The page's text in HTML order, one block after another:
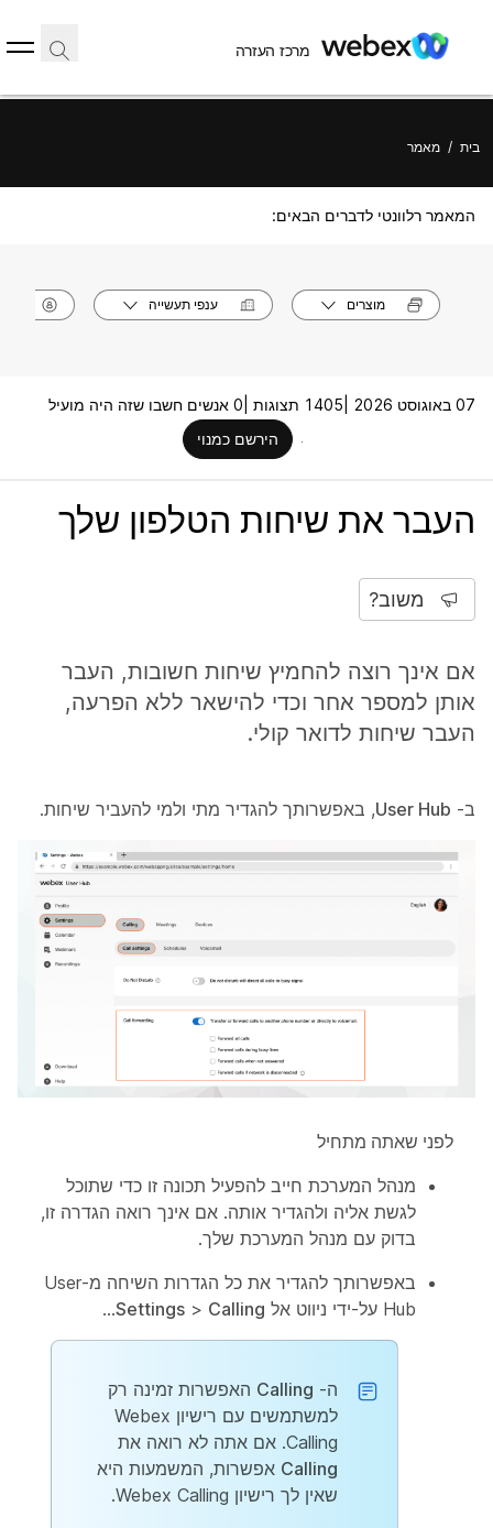
מרכז העזרה
בית / מאמר
המאמר רלוונטי לדברים הבאים:
מוצרים ענפי תעשייה
07 באוגוסט 2026 | 1405 תצוגות |
0 אנשים חשבו שזה היה מועיל
הירשם כמנוי
העבר את שיחות הטלפון שלך
משוב?
אם אינך רוצה להחמיץ שיחות חשובות, העבר
אותן למספר אחר וכדי להישאר ללא הפרעה,
העבר שיחות לדואר קולי.
ב- User Hub, באפשרותך להגדיר מתי ולמי להעביר שיחות.
לפני שאתה מתחיל
מנהל המערכת חייב להפעיל תכונה זו כדי שתוכל
לגשת אליה ולהגדיר אותה. אם אינך רואה הגדרה זו,
בדוק עם מנהל המערכת שלך.
באפשרותך להגדיר את כל הגדרות השיחה מ-User
Hub על-ידי ניווט אל
Settings > Calling
...
ה- Calling האפשרות זמינה רק
למשתמשים עם רישיון Webex
Calling. אם אתה לא רואה את
Calling אפשרות, המשמעות היא
שאין לך רישיון Webex Calling.